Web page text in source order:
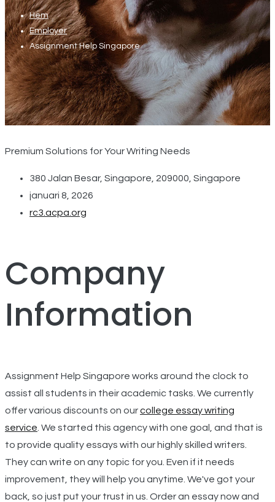
Hem
Employer
Assignment Help Singapore
Premium Solutions for Your Writing Needs
380 Jalan Besar, Singapore, 209000, Singapore
januari 8, 2026
rc3.acpa.org
Company
Information
Assignment Help Singapore works around the clock to
assist all students in their academic tasks. We currently
offer various discounts on ourcollege essay writing
service . We started this agency with one goal, and that is
to provide quality essays with our highly skilled writers.
They can write on any topic for you. Even if it needs
improvement, they will help you anytime. We've got your
back, so just put your trust in us. Order an essay now and